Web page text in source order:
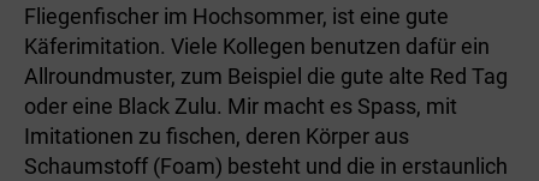
Fliegenfischer im Hochsommer, ist eine gute
Käferimitation. Viele Kollegen benutzen dafür ein
Allroundmuster, zum Beispiel die gute alte Red Tag
oder eine Black Zulu. Mir macht es Spass, mit
Imitationen zu fischen, deren Körper aus
Schaumstoff (Foam) besteht und die in erstaunlich